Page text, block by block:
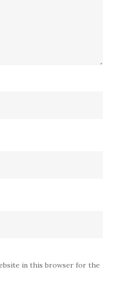
in this browser for the